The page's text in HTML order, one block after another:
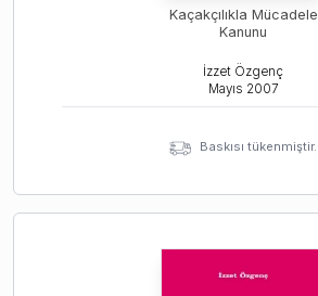
Kaçakçılıkla Mücadele
Kanunu
İzzet Özgenç
Mayıs 2007
Baskısı tükenmiştir.